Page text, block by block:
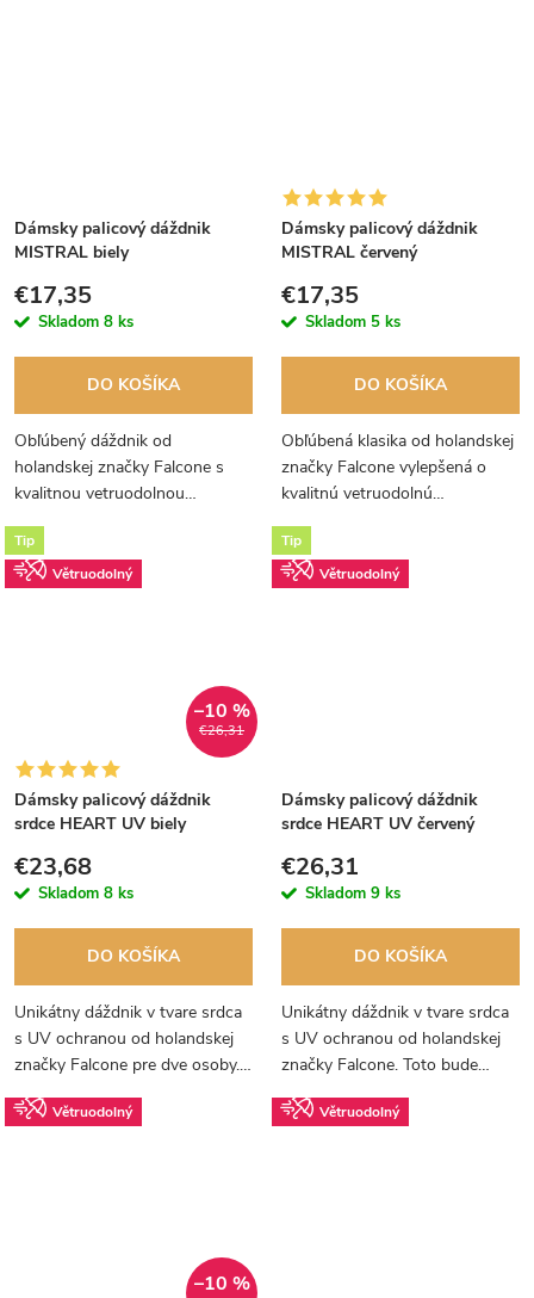
Dámsky palicový dáždnik
MISTRAL biely
€17,35
Skladom 8 ks
DO KOŠÍKA
Obľúbený dáždnik od
holandskej značky Falcone s
kvalitnou vetruodolnou
rukoväť a špička dávajú tomuto
dáždniku nestarnúcu eleganciu.
Dámsky palicový dáždnik
MISTRAL červený
€17,35
Skladom 5 ks
DO KOŠÍKA
Obľúbená klasika od holandskej
značky Falcone vylepšená o
kvalitnú vetruodolnú
Pongee, ktorý je matný a hebký
na dotyk.
Tip
Větruodolný
€26,31
–10 %
Dámsky palicový dáždnik
srdce HEART UV biely
€23,68
Skladom 8 ks
DO KOŠÍKA
Unikátny dáždnik v tvare srdca
s UV ochranou od holandskej
značky Falcone pre dve osoby.
dokonalý.
Tip
Větruodolný
Dámsky palicový dáždnik
srdce HEART UV červený
€26,31
Skladom 9 ks
DO KOŠÍKA
Unikátny dáždnik v tvare srdca
s UV ochranou od holandskej
značky Falcone. Toto bude
sa pod neho zmestíte obaja.
Větruodolný
–10 %
Větruodolný